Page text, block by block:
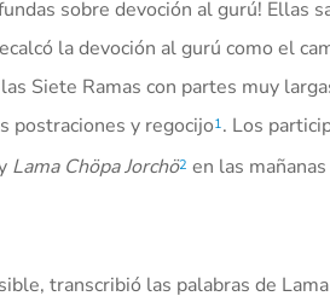
sobre devoción al gurú! Ellas
la devoción al gurú como el
Siete Ramas con partes muy
postraciones y regocijo1. Los
Lama Chöpa Jorchö2 en las
transcribió las palabras de